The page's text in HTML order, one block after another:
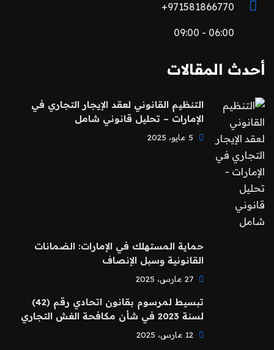
971581866770+
06:00 - 09:00
أحدث المقالات
التنظيم القانوني لعقد الإيجار التجاري في
الإمارات – تحليل قانوني شامل
حماية المستهلك في الإمارات: الضمانات
القانونية وسبل الإنصاف
تبسيط لمرسوم بقانون اتحادي رقم (42)
لسنة 2023 في شأن مكافحة الغش التجاري